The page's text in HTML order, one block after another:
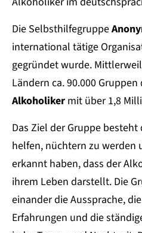
Die Selbsthilfegruppe
international tätige
gegründet wurde.
Ländern ca. 90.000 Gruppen
Alkoholiker mit über 1,8
Das Ziel der Gruppe besteht
helfen, nüchtern zu werden
erkannt haben, dass der
ihrem Leben darstellt. Die
einander die Aussprache,
Erfahrungen und die